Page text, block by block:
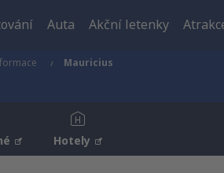
Auta Akční letenky
Mauricius
Hotely